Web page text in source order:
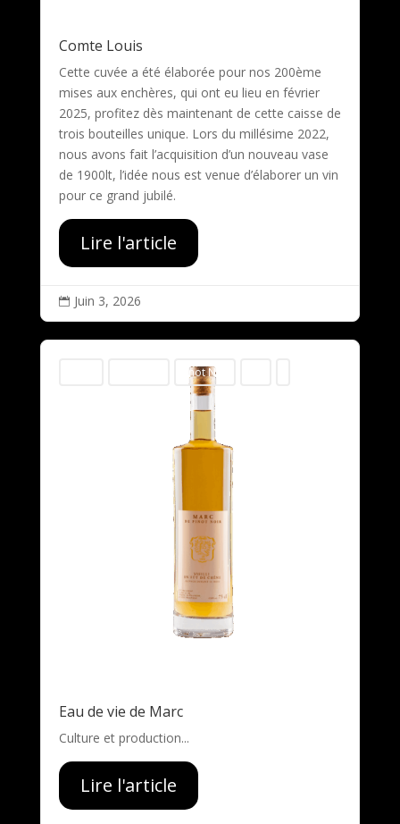
Comte Louis
Cette cuvée a été élaborée pour nos 200ème
mises aux enchères, qui ont eu lieu en février
2025, profitez dès maintenant de cette caisse de
trois bouteilles unique. Lors du millésime 2022,
nous avons fait l’acquisition d’un nouveau vase
de 1900lt, l’idée nous est venue d’élaborer un vin
pour ce grand jubilé.
Lire l'article
 Juin 3, 2026
Pinot Noir
Eau de vie de Marc
Culture et production...
Lire l'article